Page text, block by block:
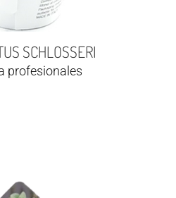
SCHLOSSERI
profesionales